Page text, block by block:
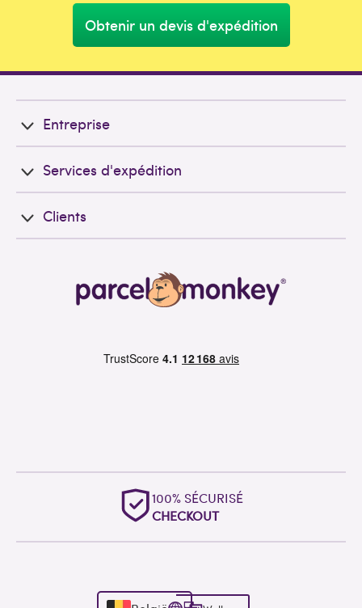
Obtenir un devis d'expédition
Entreprise
Services d'expédition
Clients
100% SÉCURISÉ
CHECKOUT